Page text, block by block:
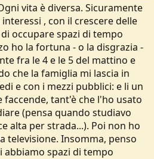
vita è diversa. Sicuramente
, con il crescere delle
occupare spazi di tempo
ho la fortuna - o la disgrazia -
fra le 4 e le 5 del mattino e
che la famiglia mi lascia in
e con i mezzi pubblici: e li un
tant'è che l'ho usato
(pensa quando studiavo
alta per strada...). Poi non ho
televisione. Insomma, penso
spazi di tempo